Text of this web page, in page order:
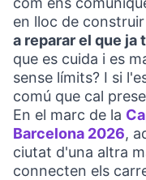
en lloc de
a reparar el que ja
que es cuida i es
sense límits? I si
comú que cal
En el marc de la
Barcelona 2026,
ciutat d'una altra
connecten els